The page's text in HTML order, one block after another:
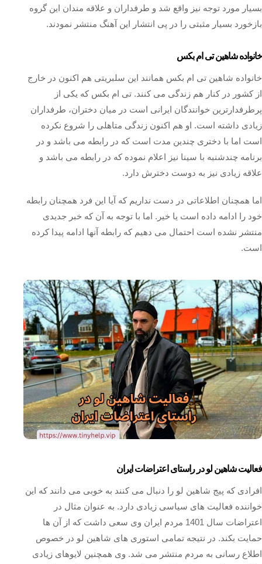
بسیار مورد توجه نیز واقع شد و طرفداران و علاقه مندان این گروه
بازخورد بسیار مثبتی را در پی انتشار این آهنگ منتشر نمودند.
خانواده شاهین تی ام بکس
خانواده شاهین تی ام بکس همانند این سلبریتی هم اکنون در خارج
از کشور در کنار هم زندگی می‌ کنند. تی ام بکس که یکی از
پرطرفدارترین خوانندگان ایرانی است در میان دختران، طرفداران
زیادی داشته است. او هم اکنون زندگی متاهلی را شروع نکرده
است اما با دختری چندین مدت است که در رابطه می باشد و در
برنامه چندشنبه با سینا نیز اعلام نموده که در رابطه می‌ باشد و
علاقه زیادی نیز به دوست دخترش دارد.
اما همچنان اطلاعاتی در دست نداریم که آیا این فرد همچنان رابطه
خود را ادامه داده است یا خیر. اما با توجه به آن که خبر جدیدی
منتشر نشده است احتمال می دهیم که رابطه آنها ادامه پیدا کرده
است.
فعالیت شاهین لو در راستای اعتراضات ایران
افرادی که پیج شاهین لو را دنبال می کنند به خوبی می دانند که این
خواننده فعالیت های سیاسی زیادی دارد. به عنوان مثال در
اعتراضات سال 1401 مردم ایران وی سعی داشت که از آن ها
حمایت بکند. در نتیجه تمامی استوری های شاهین لو در خصوص
اطلاع رسانی به مردم منتشر می شد. وی همچنین لایوهای زیادی